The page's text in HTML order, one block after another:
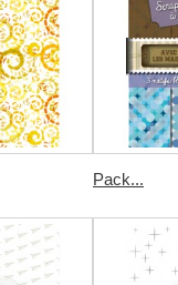
Pack...